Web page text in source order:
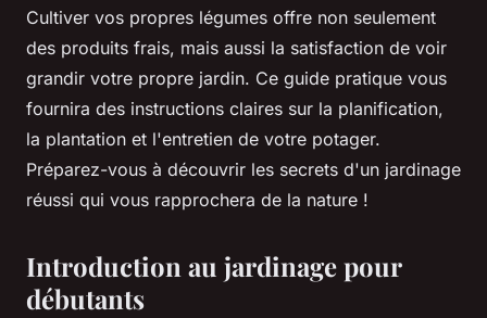
Cultiver vos propres légumes offre non seulement
des produits frais, mais aussi la satisfaction de voir
grandir votre propre jardin. Ce guide pratique vous
fournira des instructions claires sur la planification,
la plantation et l'entretien de votre potager.
Préparez-vous à découvrir les secrets d'un jardinage
réussi qui vous rapprochera de la nature !
Introduction au jardinage pour
débutants